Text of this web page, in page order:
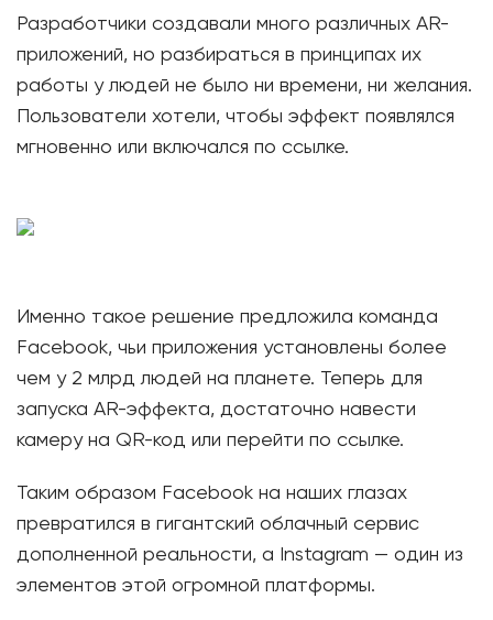
Разработчики создавали много различных AR-
приложений, но разбираться в принципах их
работы у людей не было ни времени, ни желания.
Пользователи хотели, чтобы эффект появлялся
мгновенно или включался по ссылке.
Именно такое решение предложила команда
Facebook, чьи приложения установлены более
чем у 2 млрд людей на планете. Теперь для
запуска AR-эффекта, достаточно навести
камеру на QR-код или перейти по ссылке.
Таким образом Facebook на наших глазах
превратился в гигантский облачный сервис
дополненной реальности, а Instagram — один из
элементов этой огромной платформы.